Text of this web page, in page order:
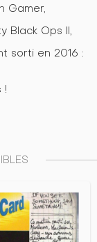
Gamer,
Black Ops II,
sorti en 2016 :
!